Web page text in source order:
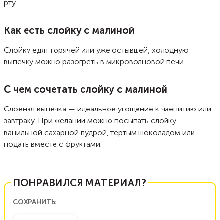
рту.
Как есть слойку с малиной
Слойку едят горячей или уже остывшей, холодную
выпечку можно разогреть в микроволновой печи.
С чем сочетать слойку с малиной
Слоеная выпечка — идеальное угощение к чаепитию или
завтраку. При желании можно посыпать слойку
ванильной сахарной пудрой, тертым шоколадом или
подать вместе с фруктами.
ПОНРАВИЛСЯ МАТЕРИАЛ?
СОХРАНИТЬ: